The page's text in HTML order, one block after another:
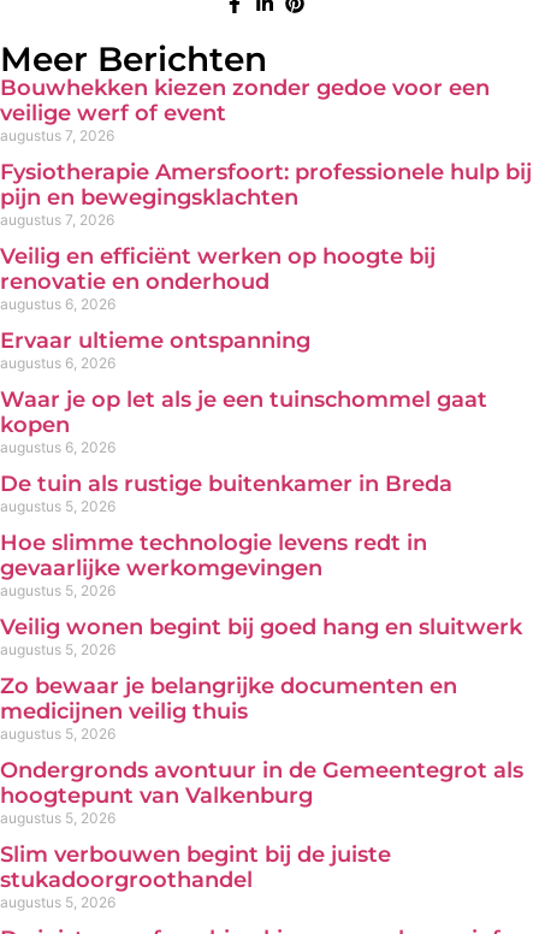
Meer Berichten
Bouwhekken kiezen zonder gedoe voor een
veilige werf of event
augustus 7, 2026
Fysiotherapie Amersfoort: professionele hulp bij
pijn en bewegingsklachten
augustus 7, 2026
Veilig en efficiënt werken op hoogte bij
renovatie en onderhoud
augustus 6, 2026
Ervaar ultieme ontspanning
augustus 6, 2026
Waar je op let als je een tuinschommel gaat
kopen
augustus 6, 2026
De tuin als rustige buitenkamer in Breda
augustus 5, 2026
Hoe slimme technologie levens redt in
gevaarlijke werkomgevingen
augustus 5, 2026
Veilig wonen begint bij goed hang en sluitwerk
augustus 5, 2026
Zo bewaar je belangrijke documenten en
medicijnen veilig thuis
augustus 5, 2026
Ondergronds avontuur in de Gemeentegrot als
hoogtepunt van Valkenburg
augustus 5, 2026
Slim verbouwen begint bij de juiste
stukadoorgroothandel
augustus 5, 2026